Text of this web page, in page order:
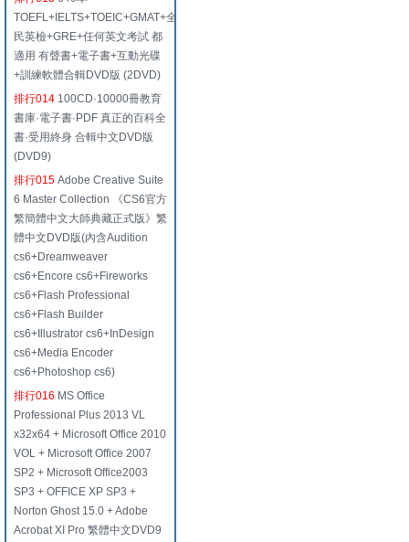
TOEFL+IELTS+TOEIC+GMAT+全
民英檢+GRE+任何英文考試 都
適用 有聲書+電子書+互動光碟
+訓練軟體合輯DVD版 (2DVD)
排行014 100CD·10000冊教育
書庫·電子書·PDF 真正的百科全
書·受用終身 合輯中文DVD版
(DVD9)
排行015 Adobe Creative Suite
6 Master Collection 《CS6官方
繁簡體中文大師典藏正式版》繁
體中文DVD版(內含Audition
cs6+Dreamweaver
cs6+Encore cs6+Fireworks
cs6+Flash Professional
cs6+Flash Builder
cs6+Illustrator cs6+InDesign
cs6+Media Encoder
cs6+Photoshop cs6)
排行016 MS Office
Professional Plus 2013 VL
x32x64 + Microsoft Office 2010
VOL + Microsoft Office 2007
SP2 + Microsoft Office2003
SP3 + OFFICE XP SP3 +
Norton Ghost 15.0 + Adobe
Acrobat XI Pro 繁體中文DVD9